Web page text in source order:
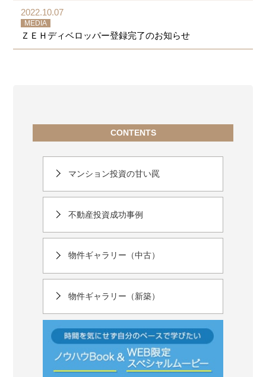
2022.10.07
MEDIA
ＺＥＨディベロッパー登録完了のお知らせ
CONTENTS
マンション投資の甘い罠
不動産投資成功事例
物件ギャラリー（中古）
物件ギャラリー（新築）